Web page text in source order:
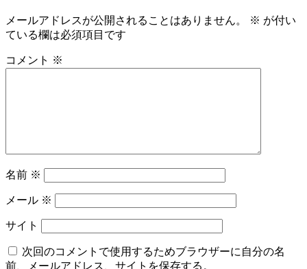
メールアドレスが公開されることはありません。 ※ が付い
ている欄は必須項目です
コメント ※
名前 ※
メール ※
サイト
次回のコメントで使用するためブラウザーに自分の名
前、メールアドレス、サイトを保存する。